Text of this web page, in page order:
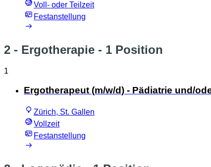
Voll- oder Teilzeit
Festanstellung
2 - Ergotherapie - 1 Position
1
Ergotherapeut (m/w/d) - Pädiatrie und/
Zürich, St. Gallen
Vollzeit
Festanstellung